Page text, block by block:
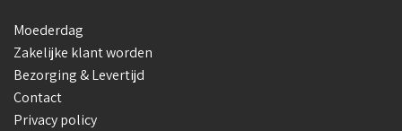
Moederdag
Zakelijke klant worden
Bezorging & Levertijd
Contact
Privacy policy